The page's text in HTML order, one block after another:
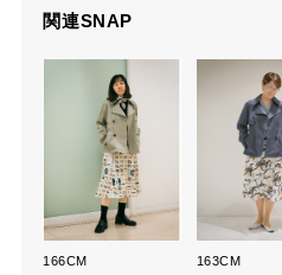
関連SNAP
166CM 163CM